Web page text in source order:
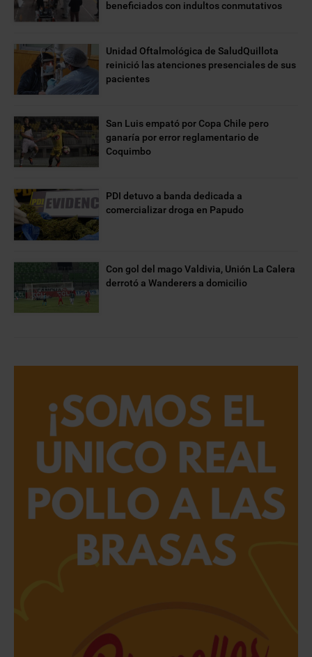
beneficiados con indultos conmutativos
Unidad Oftalmológica de SaludQuillota
reinició las atenciones presenciales de sus
pacientes
San Luis empató por Copa Chile pero
ganaría por error reglamentario de
Coquimbo
PDI detuvo a banda dedicada a
comercializar droga en Papudo
Con gol del mago Valdivia, Unión La Calera
derrotó a Wanderers a domicilio